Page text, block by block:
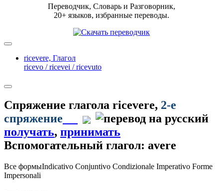
Переводчик, Словарь и Разговорник,
20+ языков, избранные переводы.
ricevere, Глагол
ricevo / ricevei / ricevuto
Спряжение глагола ricevere, 2-е
спряжение
получать, принимать
Вспомогательный глагол: avere
Все формыIndicativo Conjuntivo Condizionale Imperativo Forme
Impersonali